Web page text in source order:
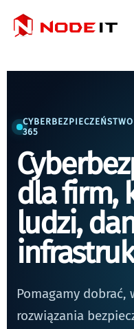
365
dla firm,
ludzi,
Pomagamy dobrać,
rozwiązania